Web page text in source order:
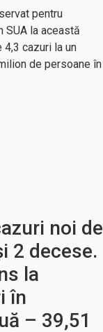
pentru
SUA la această
cazuri la un
de persoane în
noi de
2 decese.
la
în
– 39,51